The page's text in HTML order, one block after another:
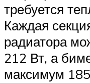
требуется
Каждая
радиатора
212 Вт, а
максимум